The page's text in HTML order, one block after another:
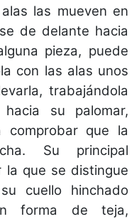
las mueven en
de delante hacia
pieza, puede
con las alas unos
trabajándola
su palomar,
comprobar que la
Su principal
la que se distingue
cuello hinchado
forma de teja,